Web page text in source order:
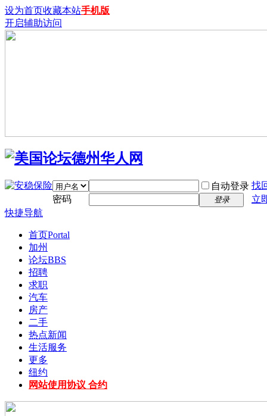
设为首页收藏本站手机版
开启辅助访问
自动登录 找
密码
登录
立
快捷导航
首页Portal
加州
论坛BBS
招聘
求职
汽车
房产
二手
热点新闻
生活服务
更多
纽约
网站使用协议 合约